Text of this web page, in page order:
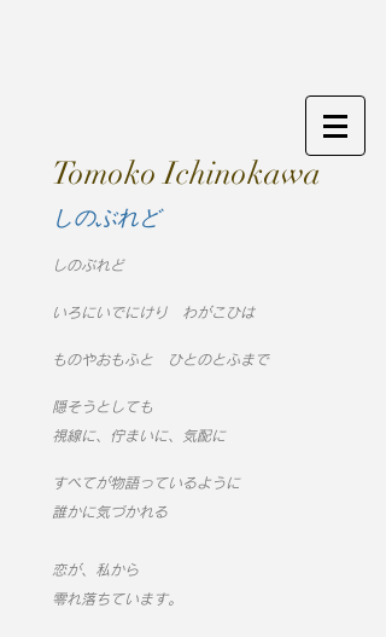
Tomoko Ichinokawa
しのぶれど​
しのぶれど
いろにいでにけり わがこひは
ものやおもふと ひとのとふまで
隠そうとしても
視線に、佇まいに、気配に
すべてが物語っているように
誰かに気づかれる
恋が、私から
零れ落ちています。